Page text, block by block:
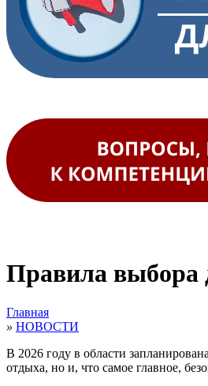
Правила выбора
Главная
» НОВОСТИ
В 2026 году в области
отдыха, но и, что самое главное,